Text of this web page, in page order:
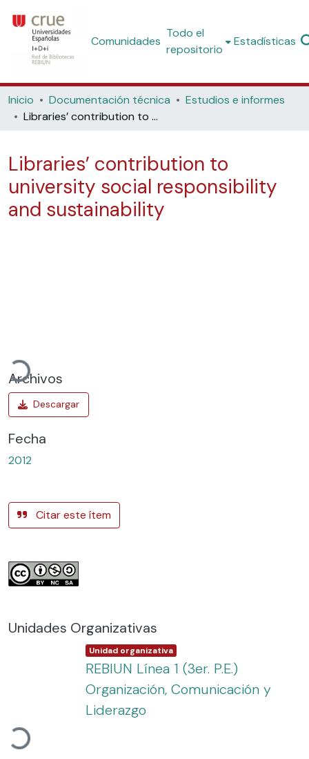
Comunidades
Todo el
repositorio
Estadísticas
Inicio Documentación técnica
Estudios e informes
Libraries’ contribution to university social responsibility and sustainability
Libraries’ contribution to
university social responsibility
and sustainability
Cargando...
Archivos
Fecha
2012
Citar este ítem
Unidades Organizativas
Cargando...
Item type:
Unidad organizativa ,
REBIUN Línea 1 (3er. P.E.)
Organización, Comunicación y
Liderazgo